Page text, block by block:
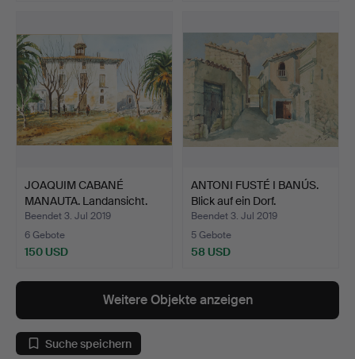
JOAQUIM CABANÉ
MANAUTA. Landansicht.
Beendet 3. Jul 2019
6 Gebote
150 USD
ANTONI FUSTÉ I BANÚS.
Blick auf ein Dorf.
Beendet 3. Jul 2019
5 Gebote
58 USD
Weitere Objekte anzeigen
Suche speichern